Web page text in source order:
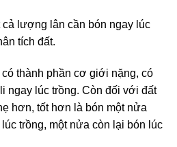
cả lượng lân cần bón ngay lúc
tích đất.
thành phần cơ giới nặng, có
ngay lúc trồng. Còn đối với đất
hơn, tốt hơn là bón một nửa
trồng, một nửa còn lại bón lúc